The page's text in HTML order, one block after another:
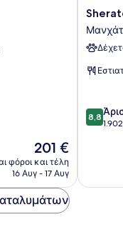
Η
τιμή
είναι
201 €
φόροι και τέλη
16 Αυγ - 17 Αυγ
Tribeca
New
York
Hotel
8.8
στα
8,8